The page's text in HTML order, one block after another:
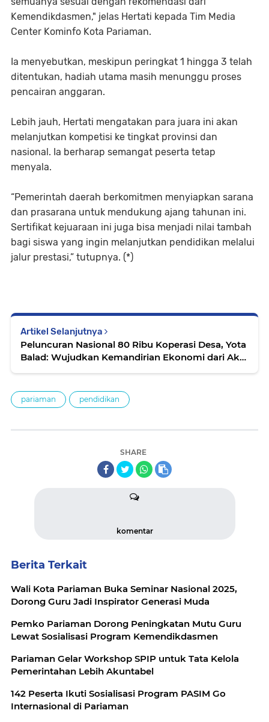
Kemendikdasmen," jelas Hertati kepada Tim Media
Center Kominfo Kota Pariaman.
Ia menyebutkan, meskipun peringkat 1 hingga 3 telah
ditentukan, hadiah utama masih menunggu proses
pencairan anggaran.
Lebih jauh, Hertati mengatakan para juara ini akan
melanjutkan kompetisi ke tingkat provinsi dan
nasional. Ia berharap semangat peserta tetap
menyala.
“Pemerintah daerah berkomitmen menyiapkan sarana
dan prasarana untuk mendukung ajang tahunan ini.
Sertifikat kejuaraan ini juga bisa menjadi nilai tambah
bagi siswa yang ingin melanjutkan pendidikan melalui
jalur prestasi,” tutupnya. (*)
Artikel Selanjutnya
Peluncuran Nasional 80 Ribu Koperasi Desa, Yota
Balad: Wujudkan Kemandirian Ekonomi dari Akar
pariaman pendidikan
SHARE
komentar
Berita Terkait
Wali Kota Pariaman Buka Seminar Nasional 2025,
Dorong Guru Jadi Inspirator Generasi Muda
Pemko Pariaman Dorong Peningkatan Mutu Guru
Lewat Sosialisasi Program Kemendikdasmen
Pariaman Gelar Workshop SPIP untuk Tata Kelola
Pemerintahan Lebih Akuntabel
142 Peserta Ikuti Sosialisasi Program PASIM Go
Internasional di Pariaman